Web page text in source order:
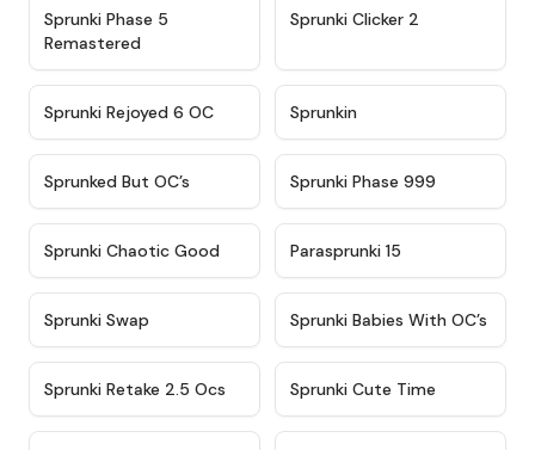
Sprunki Phase 5
Remastered
Sprunki Clicker 2
★ 4.4
Sprunki Rejoyed 6 OC Sprunkin
Sprunked But OC’s Sprunki Phase 999
★ 4.7
Sprunki Chaotic Good Parasprunki 15
Sprunki Swap ★ 4.8
Sprunki Babies With OC’s
★ 4.6
Sprunki Retake 2.5 Ocs Sprunki Cute Time